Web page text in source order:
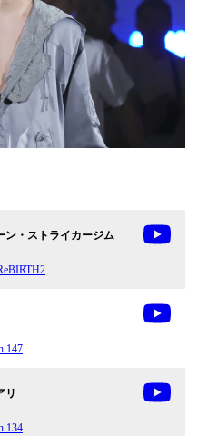
ン・ストライカージム
リ